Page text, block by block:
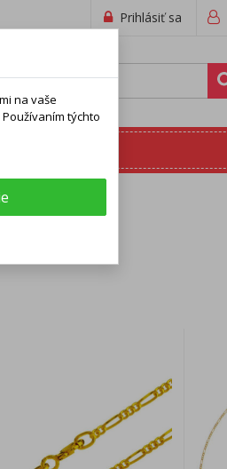
Prihlásiť sa
na vaše
týchto